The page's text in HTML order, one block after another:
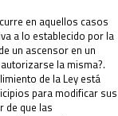
en aquellos casos
a lo establecido por la
un ascensor en un
la misma?.
de la Ley está
para modificar sus
de que las